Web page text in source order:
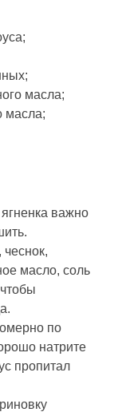
масла;
масла;
важно
масло, соль
по
натрите
пропитал